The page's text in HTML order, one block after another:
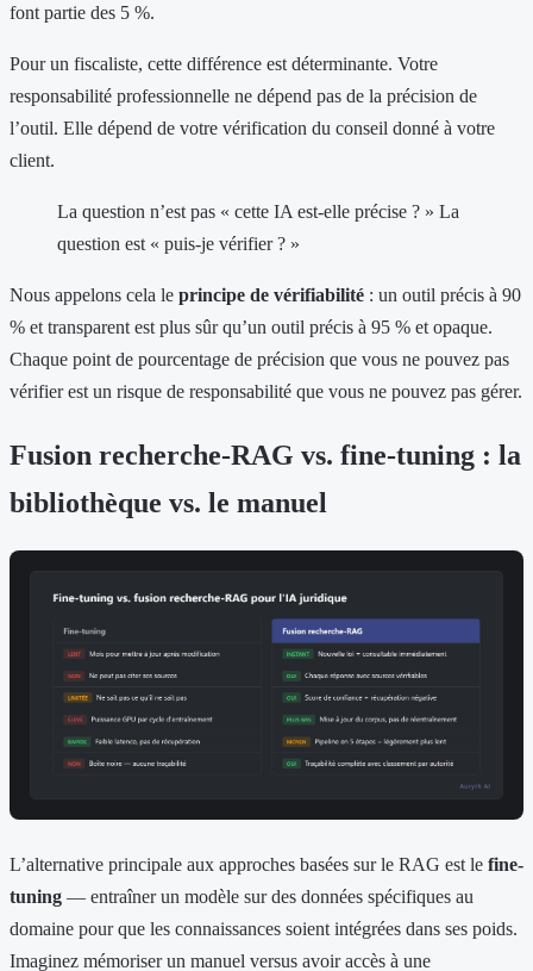
font partie des 5 %.
Pour un fiscaliste, cette différence est déterminante. Votre
responsabilité professionnelle ne dépend pas de la précision de
l’outil. Elle dépend de votre vérification du conseil donné à votre
client.
La question n’est pas « cette IA est-elle précise ? » La
question est « puis-je vérifier ? »
Nous appelons cela le principe de vérifiabilité : un outil précis à 90
% et transparent est plus sûr qu’un outil précis à 95 % et opaque.
Chaque point de pourcentage de précision que vous ne pouvez pas
vérifier est un risque de responsabilité que vous ne pouvez pas gérer.
Fusion recherche-RAG vs. fine-tuning : la
bibliothèque vs. le manuel
L’alternative principale aux approches basées sur le RAG est le fine-
tuning — entraîner un modèle sur des données spécifiques au
domaine pour que les connaissances soient intégrées dans ses poids.
Imaginez mémoriser un manuel versus avoir accès à une